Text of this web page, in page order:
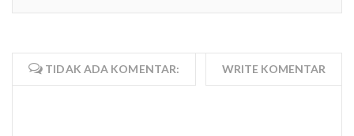
TIDAK ADA KOMENTAR: WRITE KOMENTAR